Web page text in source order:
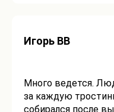
Игорь ВВ
Много ведется.
за каждую
собирался после